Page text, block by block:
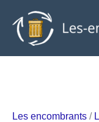
contenu
Les encombrants /